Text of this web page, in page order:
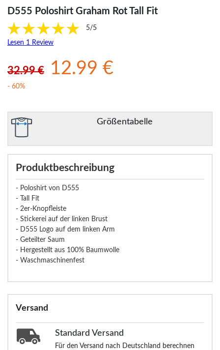
D555 Poloshirt Graham Rot Tall Fit
5/5
Lesen 1 Review
32.99 € 12.99 €
- 60%
Größentabelle
Produktbeschreibung
- Poloshirt von D555
- Tall Fit
- 2er-Knopfleiste
- Stickerei auf der linken Brust
- D555 Logo auf dem linken Arm
- Geteilter Saum
- Hergestellt aus 100% Baumwolle
- Waschmaschinenfest
Versand
Standard Versand
Für den Versand nach Deutschland berechnen